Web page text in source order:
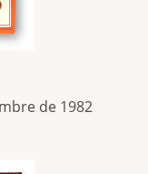
de 1982